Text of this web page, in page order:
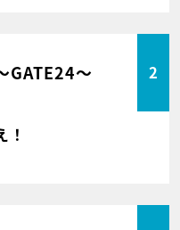
GATE24～ 2